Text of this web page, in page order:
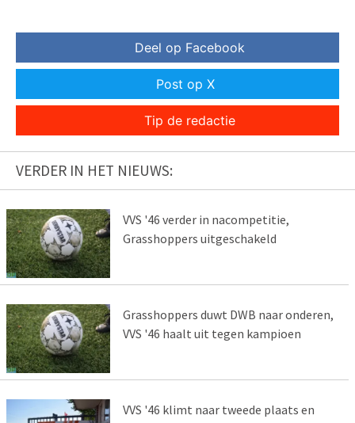
Deel op Facebook
Post op X
Tip de redactie
VERDER IN HET NIEUWS:
VVS '46 verder in nacompetitie,
Grasshoppers uitgeschakeld
Grasshoppers duwt DWB naar onderen,
VVS '46 haalt uit tegen kampioen
VVS '46 klimt naar tweede plaats en